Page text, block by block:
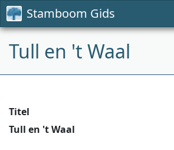
Stamboom Gids
Tull en 't Waal
Titel
Tull en 't Waal